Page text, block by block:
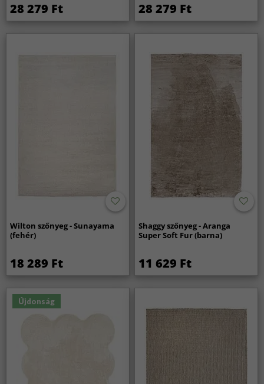
28 279 Ft 28 279 Ft
Wilton szőnyeg - Sunayama
(fehér)
18 289 Ft
Shaggy szőnyeg - Aranga
Super Soft Fur (barna)
11 629 Ft
Újdonság